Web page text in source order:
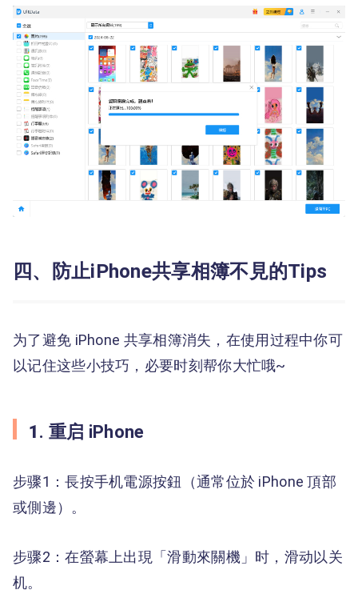
四、防止iPhone共享相簿不見的Tips
为了避免 iPhone 共享相簿消失，在使用过程中你可
以记住这些小技巧，必要时刻帮你大忙哦~
1 . 重启 iPhone
步骤1：長按手机電源按鈕（通常位於 iPhone 頂部
或側邊）。
步骤2：在螢幕上出現「滑動來關機」时，滑动以关
机。